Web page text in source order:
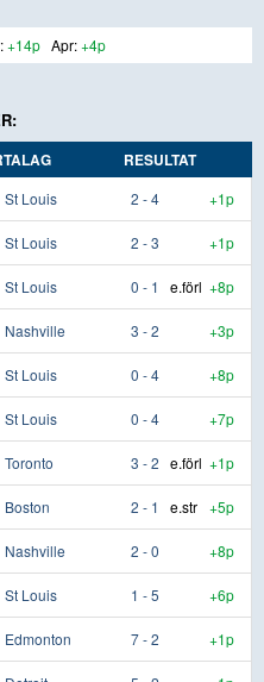
+14p +4p
RESULTAT
St Louis 2 - 4 +1p
St Louis 2 - 3 +1p
St Louis 0 - 1 e.förl +8p
Nashville 3 - 2 +3p
St Louis 0 - 4 +8p
St Louis 0 - 4 +7p
Toronto 3 - 2 e.förl +1p
Boston 2 - 1 e.str +5p
Nashville 2 - 0 +8p
St Louis 1 - 5 +6p
Edmonton 7 - 2 +1p